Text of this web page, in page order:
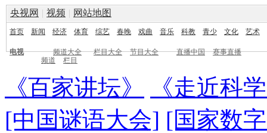
央视网 | 视频 | 网站地图
首页 新闻 经济 体育 综艺 春晚 戏曲 音乐 科教 青少 文化 艺术
电视 频道大全 栏目大全 节目大全 直播中国
赛事直播
频道
栏目
《百家讲坛》
《走近科
[中国谜语大会] [国家数